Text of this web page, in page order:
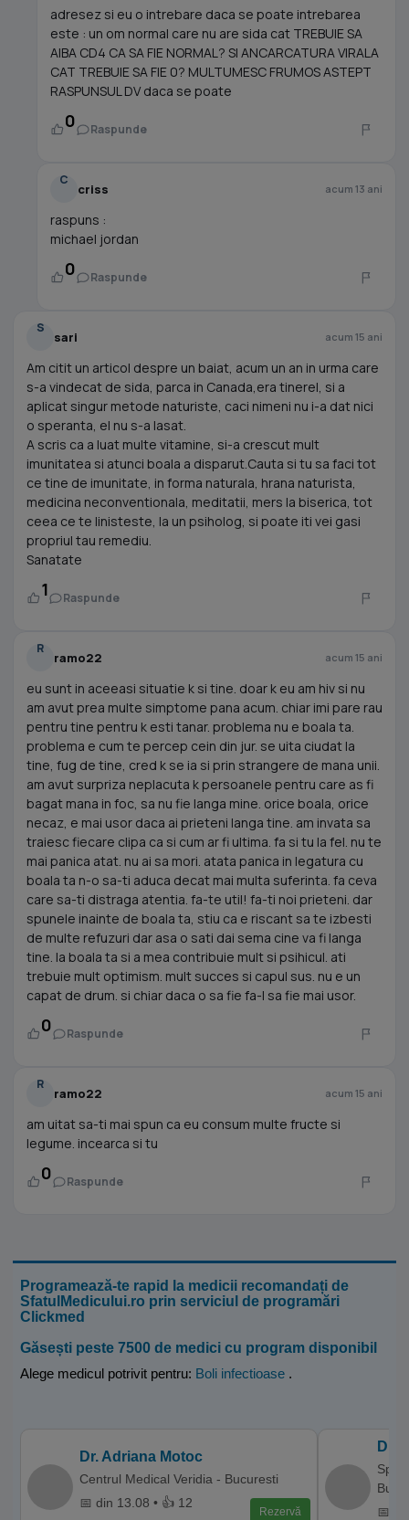
adresez si eu o intrebare daca se poate intrebarea
este : un om normal care nu are sida cat TREBUIE SA
AIBA CD4 CA SA FIE NORMAL? SI ANCARCATURA VIRALA
CAT TREBUIE SA FIE 0? MULTUMESC FRUMOS ASTEPT
RASPUNSUL DV daca se poate
0 Raspunde
C
criss acum 13 ani
raspuns :
michael jordan
0 Raspunde
S
sari acum 15 ani
Am citit un articol despre un baiat, acum un an in urma care
s-a vindecat de sida, parca in Canada,era tinerel, si a
aplicat singur metode naturiste, caci nimeni nu i-a dat nici
o speranta, el nu s-a lasat.
A scris ca a luat multe vitamine, si-a crescut mult
imunitatea si atunci boala a disparut.Cauta si tu sa faci tot
ce tine de imunitate, in forma naturala, hrana naturista,
medicina neconventionala, meditatii, mers la biserica, tot
ceea ce te linisteste, la un psiholog, si poate iti vei gasi
propriul tau remediu.
Sanatate
1 Raspunde
R
ramo22 acum 15 ani
eu sunt in aceeasi situatie k si tine. doar k eu am hiv si nu
am avut prea multe simptome pana acum. chiar imi pare rau
pentru tine pentru k esti tanar. problema nu e boala ta.
problema e cum te percep cein din jur. se uita ciudat la
tine, fug de tine, cred k se ia si prin strangere de mana unii.
am avut surpriza neplacuta k persoanele pentru care as fi
bagat mana in foc, sa nu fie langa mine. orice boala, orice
necaz, e mai usor daca ai prieteni langa tine. am invata sa
traiesc fiecare clipa ca si cum ar fi ultima. fa si tu la fel. nu te
mai panica atat. nu ai sa mori. atata panica in legatura cu
boala ta n-o sa-ti aduca decat mai multa suferinta. fa ceva
care sa-ti distraga atentia. fa-te util! fa-ti noi prieteni. dar
spunele inainte de boala ta, stiu ca e riscant sa te izbesti
de multe refuzuri dar asa o sati dai sema cine va fi langa
tine. la boala ta si a mea contribuie mult si psihicul. ati
trebuie mult optimism. mult succes si capul sus. nu e un
capat de drum. si chiar daca o sa fie fa-l sa fie mai usor.
0 Raspunde
R
ramo22 acum 15 ani
am uitat sa-ti mai spun ca eu consum multe fructe si
legume. incearca si tu
0 Raspunde
Programează-te rapid la medicii recomandați de
SfatulMedicului.ro prin serviciul de programări
Clickmed
Găsești peste 7500 de medici cu program disponibil
Alege medicul potrivit pentru: Boli infectioase .
Dr. Adriana Motoc
Centrul Medical Veridia - Bucuresti
📅 din 13.08 • 👍 12
Rezervă
Dr.
📅